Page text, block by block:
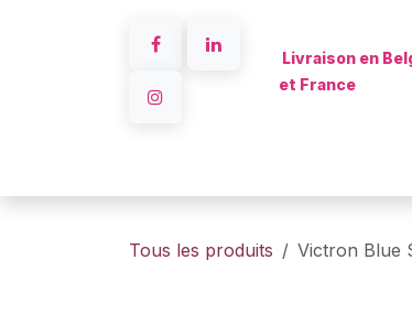
Livraison en
et France
Tous les produits Victron Blue